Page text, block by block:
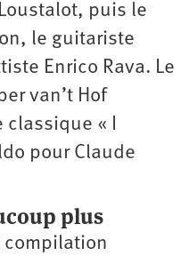
puis le
le guitariste
Enrico Rava. Le
van’t Hof
classique « I
pour Claude
plus
compilation